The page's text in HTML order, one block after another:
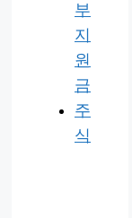
부
지
원
금
주
식